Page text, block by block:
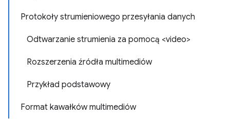
Protokoły strumieniowego przesyłania danych
Odtwarzanie strumienia za pomocą <video>
Rozszerzenia źródła multimediów
Przykład podstawowy
Format kawałków multimediów